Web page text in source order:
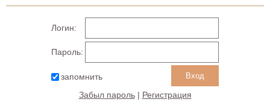
Логин:
Пароль:
запомнить
Забыл пароль| Регистрация